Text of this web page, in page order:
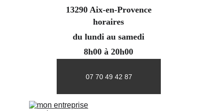
13290 Aix-en-Provence
horaires
du lundi au samedi
8h00 à 20h00
07 70 49 42 87